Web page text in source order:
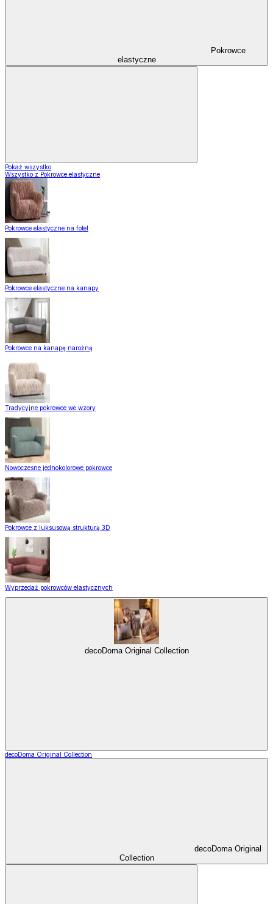
Pokrowce
elastyczne
Pokaż wszystko
Wszystko z Pokrowce elastyczne
Pokrowce elastyczne na fotel
Pokrowce elastyczne na kanapy
Pokrowce na kanapę narożną
Tradycyjne pokrowce we wzory
Nowoczesne jednokolorowe pokrowce
Pokrowce z luksusową strukturą 3D
Wyprzedaż pokrowców elastycznych
decoDoma Original Collection
decoDoma Original Collection
decoDoma Original
Collection